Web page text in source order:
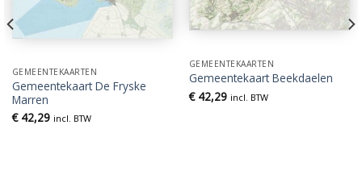
GEMEENTEKAARTEN
Gemeentekaart De Fryske
Marren
€42,29 incl. BTW
GEMEENTEKAARTEN
Gemeentekaart Beekdaelen
€42,29 incl. BTW